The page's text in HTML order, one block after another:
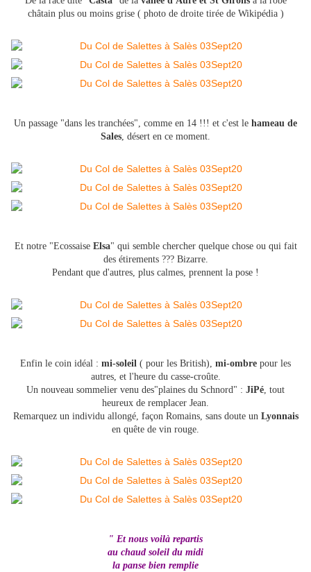
châtain plus ou moins grise ( photo de droite tirée de Wikipédia )
Un passage "dans les tranchées", comme en 14 !!! et c'est le hameau de
Sales, désert en ce moment.
Et notre "Ecossaise Elsa" qui semble chercher quelque chose ou qui fait
des étirements ??? Bizarre.
Pendant que d'autres, plus calmes, prennent la pose !
Enfin le coin idéal : mi-soleil ( pour les British), mi-ombre pour les
autres, et l'heure du casse-croûte.
Un nouveau sommelier venu des"plaines du Schnord" : JiPé, tout
heureux de remplacer Jean.
Remarquez un individu allongé, façon Romains, sans doute un Lyonnais
en quête de vin rouge.
" Et nous voilà repartis
au chaud soleil du midi
la panse bien remplie